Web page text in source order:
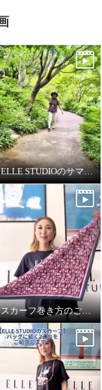
ELLE STUDIOのサマーTシャツ
スカーフ巻き方のご紹介です♪